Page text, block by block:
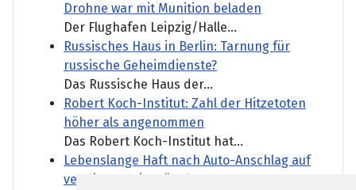
Drohne war mit Munition beladen
Der Flughafen Leipzig/Halle...
Russisches Haus in Berlin: Tarnung für
russische Geheimdienste?
Das Russische Haus der...
Robert Koch-Institut: Zahl der Hitzetoten
höher als angenommen
Das Robert Koch-Institut hat...
Lebenslange Haft nach Auto-Anschlag auf
ver.di-Demo in München